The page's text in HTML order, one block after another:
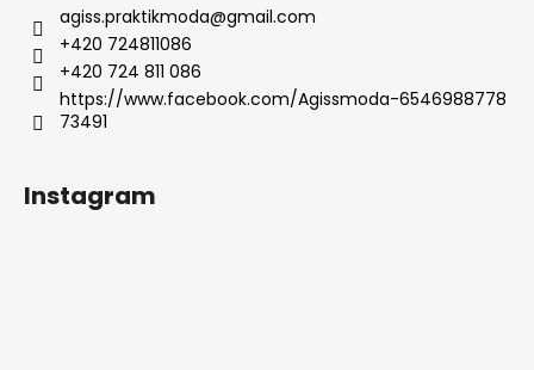
agiss.praktikmoda@gmail.com
+420 724811086
+420 724 811 086
https://www.facebook.com/Agissmoda-6546988778
73491
Instagram